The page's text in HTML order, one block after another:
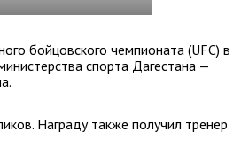
бойцовского чемпионата (UFC) в
спорта Дагестана —
Награду также получил тренер